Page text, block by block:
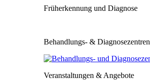
Früherkennung und Diagnose
Behandlungs- & Diagnosezentren
Veranstaltungen & Angebote